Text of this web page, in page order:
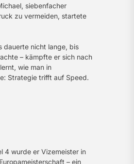
siebenfacher
zu vermeiden, startete
dauerte nicht lange, bis
– kämpfte er sich nach
wie man in
Strategie trifft auf Speed.
4 wurde er Vizemeister in
– ein